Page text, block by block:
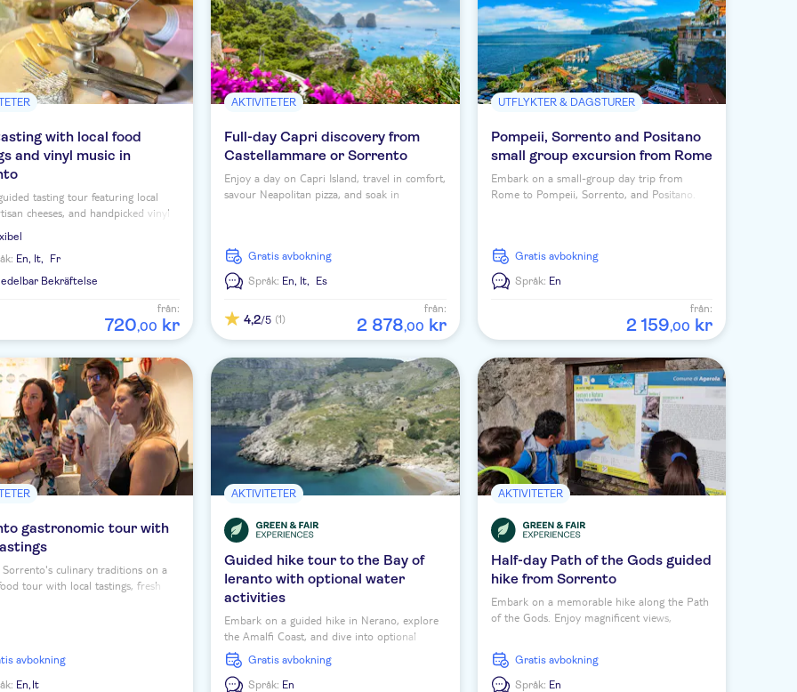
with local food
and vinyl music in
tasting tour featuring local
cheeses, and handpicked vinyl
unforgettable blend of tastes and
En, It,
Fr
Bekräftelse
från:
720,00 kr
AKTIVITETER
Full-day Capri discovery from
Castellammare or Sorrento
Enjoy a day on Capri Island, travel in comfort,
savour Neapolitan pizza, and soak in
Gratis avbokning
Språk: En, It, Es
4,2/5 (1)
från:
2 878,00 kr
UTFLYKTER & DAGSTURER
Pompeii, Sorrento and Positano
small group excursion from Rome
Embark on a small-group day trip from
Rome to Pompeii, Sorrento, and Positano.
Gratis avbokning
Språk: En
från:
2 159,00 kr
gastronomic tour with
Sorrento's culinary traditions on a
tour with local tastings, fresh
avbokning
En, It
AKTIVITETER
Guided hike tour to the Bay of
Ieranto with optional water
activities
Embark on a guided hike in Nerano, explore
the Amalfi Coast, and dive into optional
snorkelling. Book now for an unforgettable
adventure!
Gratis avbokning
Språk: En
AKTIVITETER
Half-day Path of the Gods guided
hike from Sorrento
Embark on a memorable hike along the Path
of the Gods. Enjoy magnificent views,
Gratis avbokning
Språk: En